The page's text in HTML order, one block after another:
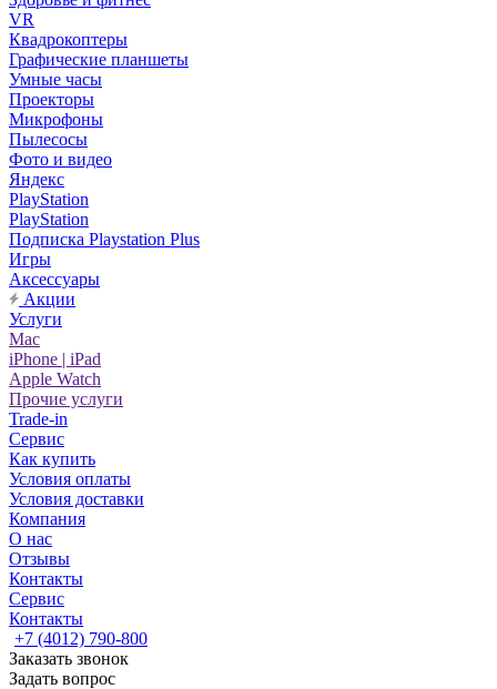
VR
Квадрокоптеры
Графические планшеты
Умные часы
Проекторы
Микрофоны
Пылесосы
Фото и видео
Яндекс
PlayStation
PlayStation
Подписка Playstation Plus
Игры
Аксессуары
Акции
Услуги
Mac
iPhone | iPad
Apple Watch
Прочие услуги
Trade-in
Сервис
Как купить
Условия оплаты
Условия доставки
Компания
О нас
Отзывы
Контакты
Сервис
Контакты
+7 (4012) 790-800
Заказать звонок
Задать вопрос